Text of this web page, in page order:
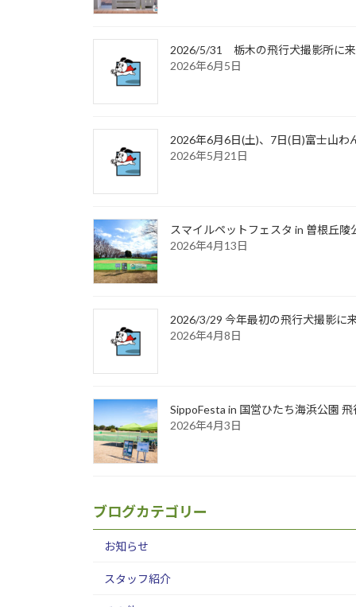
2026/5/31 栃木の飛行犬撮影所に来
2026年6月5日
2026年6月6日(土)、7日(日)富士山
2026年5月21日
スマイルペットフェスタ in 曽根丘
2026年4月13日
2026/3/29 今年最初の飛行犬撮影に
2026年4月8日
SippoFesta in 国営ひたち海浜公園
2026年4月3日
ブログカテゴリー
お知らせ
スタッフ紹介